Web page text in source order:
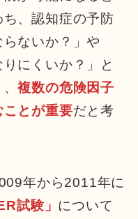
、認知症の予防
ないか？」や
にくいか？」と
、複数の危険因子
とが重要だと考
年から2011年に
試験」 について